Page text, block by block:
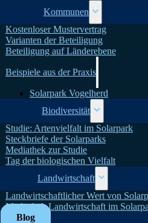
Kommunen
Kostenloser Mustervertrag
Varianten der Beteiligung
Beteiligung auf Länderebene
Beispiele aus der Praxis
Solarpark Vogelherd
Biodiversität
Studie: Artenvielfalt im Solarpark
Steckbriefe der Solarparks
Mediathek zur Studie
Tag der biologischen Vielfalt
Landwirtschaft
Landwirtschaftlicher Wert von
Mediathek Landwirtschaft im
Blog